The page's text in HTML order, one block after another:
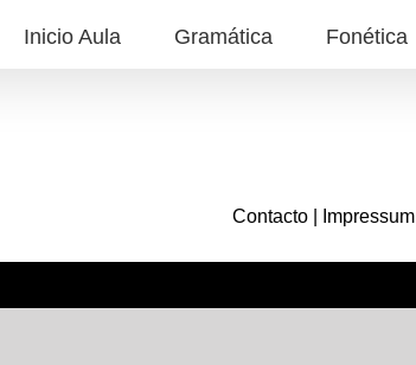
Inicio Aula Gramática Fonética
Contacto | Impressum